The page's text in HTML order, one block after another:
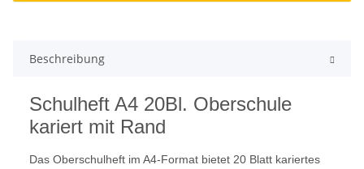
Beschreibung
Schulheft A4 20Bl. Oberschule
kariert mit Rand
Das Oberschulheft im A4-Format bietet 20 Blatt kariertes